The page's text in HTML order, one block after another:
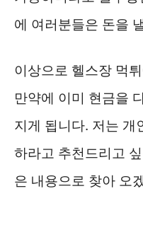
에 여러분들은 돈을
이상으로 헬스장 먹
만약에 이미 현금을
지게 됩니다. 저는 개
하라고 추천드리고
은 내용으로 찾아 오